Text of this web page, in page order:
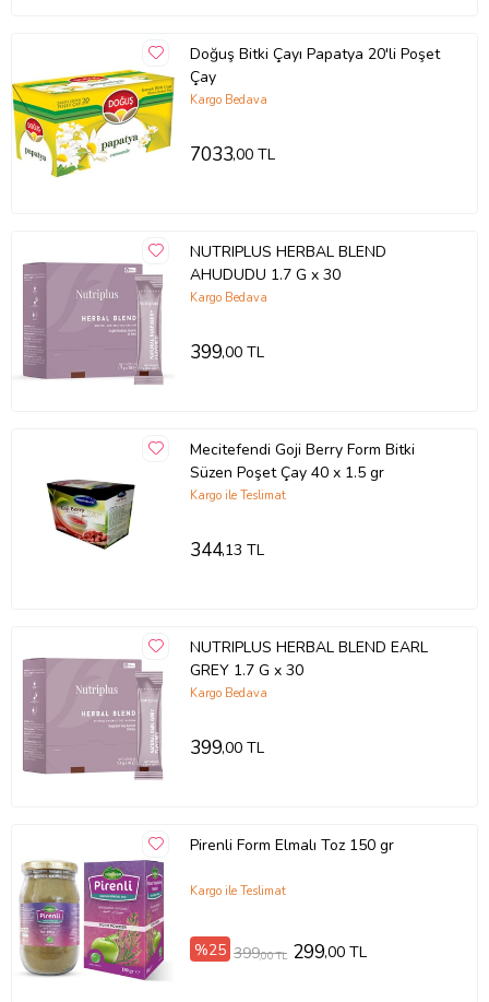
kcm2612076
Doğuş Bitki Çayı Papatya 20'li Poşet
Çay
Kargo Bedava
7033,00 TL
NUTRIPLUS HERBAL BLEND
AHUDUDU 1.7 G x 30
Kargo Bedava
399,00 TL
Mecitefendi Goji Berry Form Bitki
Süzen Poşet Çay 40 x 1.5 gr
Kargo ile Teslimat
344,13 TL
NUTRIPLUS HERBAL BLEND EARL
GREY 1.7 G x 30
Kargo Bedava
399,00 TL
Pirenli Form Elmalı Toz 150 gr
Kargo ile Teslimat
%25 399,00 TL 299,00 TL